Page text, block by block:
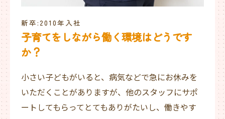
子育てをしながら働く環境はどうです
か？
新卒:2010年入社
小さい子どもがいると、病気などで急にお休みを
いただくことがありますが、他のスタッフにサポ
ートしてもらってとてもありがたいし、働きやす